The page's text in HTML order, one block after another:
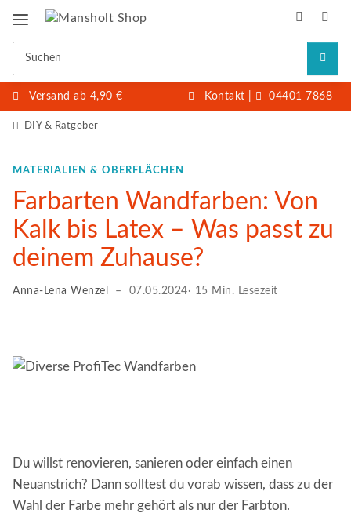
Versand ab 4,90 € Kontakt 04401 7868
DIY & Ratgeber
MATERIALIEN & OBERFLÄCHEN
Farbarten Wandfarben: Von
Kalk bis Latex – Was passt zu
deinem Zuhause?
Anna-Lena Wenzel – 07.05.2024· 15 Min. Lesezeit
Du willst renovieren, sanieren oder einfach einen
Neuanstrich? Dann solltest du vorab wissen, dass zu der
Wahl der Farbe mehr gehört als nur der Farbton.